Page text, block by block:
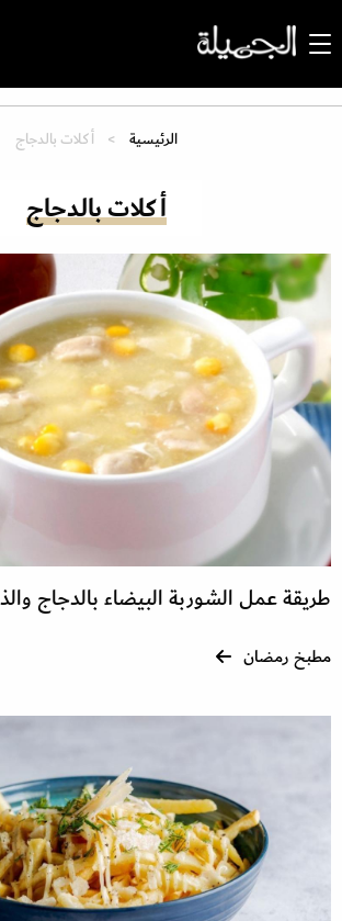
الرئيسية أكلات بالدجاج
أكلات بالدجاج
طريقة عمل الشوربة البيضاء بالدجاج
مطبخ رمضان